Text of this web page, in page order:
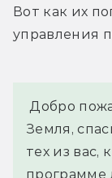
Вот как их
управления
Добро
Земля,
тех из вас,
программе